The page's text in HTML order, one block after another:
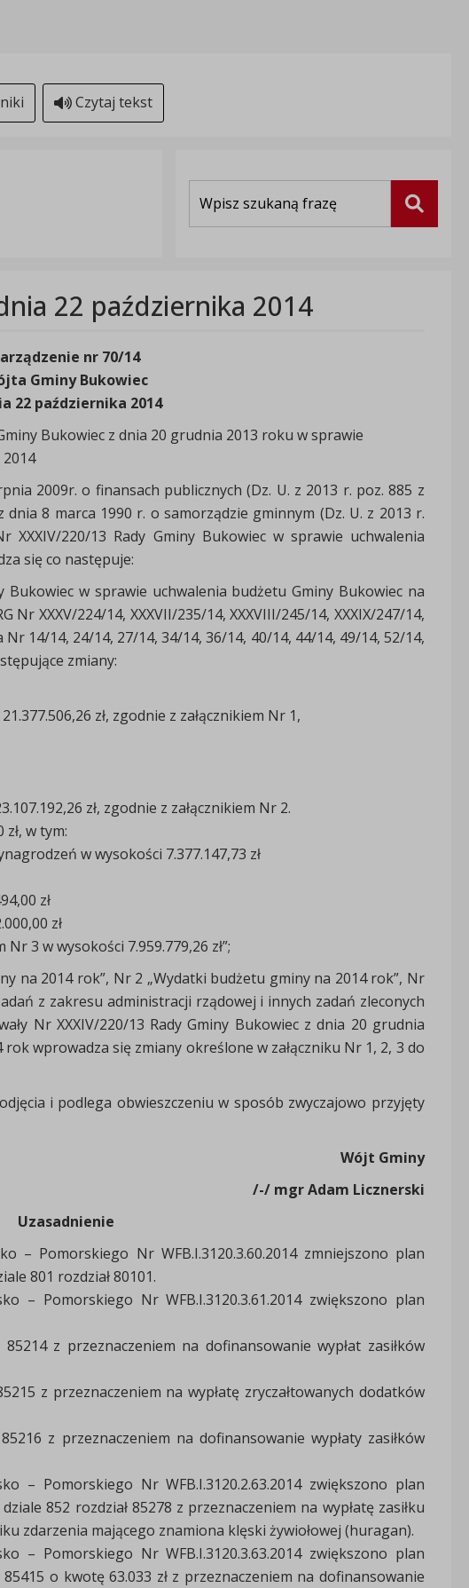
Czytaj tekst
Szukaj
22 października 2014
nr 70/14
Gminy Bukowiec
22 października 2014
Bukowiec z dnia 20 grudnia 2013 roku w sprawie
2009r. o finansach publicznych (Dz. U. z 2013 r. poz. 885 z
8 marca 1990 r. o samorządzie gminnym (Dz. U. z 2013 r.
XXXIV/220/13 Rady Gminy Bukowiec w sprawie uchwalenia
się co następuje:
Bukowiec w sprawie uchwalenia budżetu Gminy Bukowiec na
Nr XXXV/224/14, XXXVII/235/14, XXXVIII/245/14, XXXIX/247/14,
14/14, 24/14, 27/14, 34/14, 36/14, 40/14, 44/14, 49/14, 52/14,
zmiany:
zł, zgodnie z załącznikiem Nr 1,
zł, zgodnie z załącznikiem Nr 2.
w tym:
w wysokości 7.377.147,73 zł
zł
zł
3 w wysokości 7.959.779,26 zł”;
na 2014 rok”, Nr 2 „Wydatki budżetu gminy na 2014 rok”, Nr
z zakresu administracji rządowej i innych zadań zleconych
Nr XXXIV/220/13 Rady Gminy Bukowiec z dnia 20 grudnia
wprowadza się zmiany określone w załączniku Nr 1, 2, 3 do
i podlega obwieszczeniu w sposób zwyczajowo przyjęty
Wójt Gminy
/-/ mgr Adam Licznerski
Uzasadnienie
– Pomorskiego Nr WFB.I.3120.3.60.2014 zmniejszono plan
801 rozdział 80101.
– Pomorskiego Nr WFB.I.3120.3.61.2014 zwiększono plan
z przeznaczeniem na dofinansowanie wypłat zasiłków
z przeznaczeniem na wypłatę zryczałtowanych dodatków
z przeznaczeniem na dofinansowanie wypłaty zasiłków
– Pomorskiego Nr WFB.I.3120.2.63.2014 zwiększono plan
852 rozdział 85278 z przeznaczeniem na wypłatę zasiłku
zdarzenia mającego znamiona klęski żywiołowej (huragan).
– Pomorskiego Nr WFB.I.3120.3.63.2014 zwiększono plan
o kwotę 63.033 zł z przeznaczeniem na dofinansowanie